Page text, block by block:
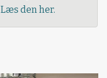
Læs den her.